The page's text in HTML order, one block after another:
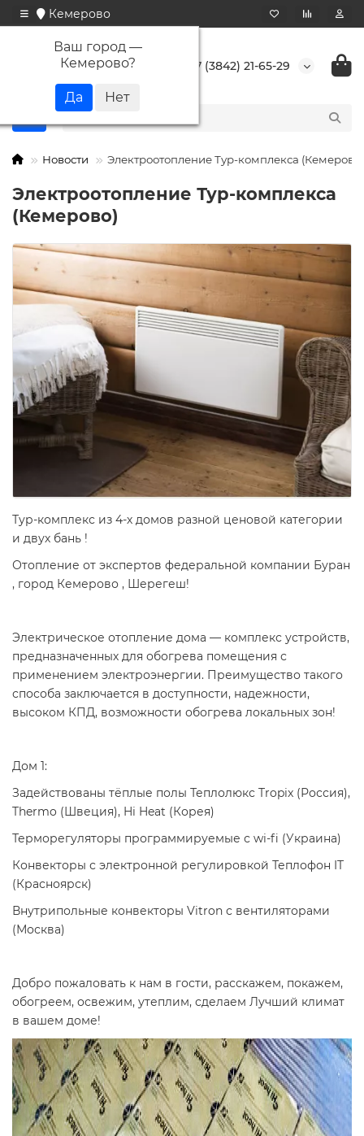
Кемерово
Ваш город —
Кемерово? +7 (3842) 21-65-29
Новости Электроотопление Тур-комплекса (Кемерово)
Электроотопление Тур-комплекса
(Кемерово)
Тур-комплекс из 4-х домов разной ценовой категории
и двух бань !
Отопление от экспертов федеральной компании Буран
, город Кемерово , Шерегеш!
Электрическое отопление дома — комплекс устройств,
предназначенных для обогрева помещения с
применением электроэнергии. Преимущество такого
способа заключается в доступности, надежности,
высоком КПД, возможности обогрева локальных зон!
Дом 1:
Задействованы тёплые полы Теплолюкс Tropix (Россия),
Thermo (Швеция), Hi Heat (Корея)
Терморегуляторы программируемые с wi-fi (Украина)
Конвекторы с электронной регулировкой Теплофон IT
(Красноярск)
Внутрипольные конвекторы Vitron с вентиляторами
(Москва)
Добро пожаловать к нам в гости, расскажем, покажем,
обогреем, освежим, утеплим, сделаем Лучший климат
в вашем доме!